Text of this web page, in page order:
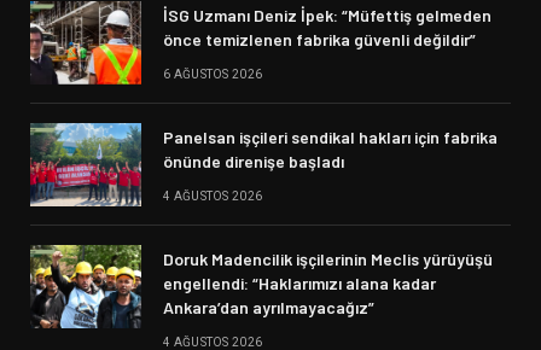
İSG Uzmanı Deniz İpek: “Müfettiş gelmeden
önce temizlenen fabrika güvenli değildir”
6 AĞUSTOS 2026
Panelsan işçileri sendikal hakları için fabrika
önünde direnişe başladı
4 AĞUSTOS 2026
Doruk Madencilik işçilerinin Meclis yürüyüşü
engellendi: “Haklarımızı alana kadar
Ankara’dan ayrılmayacağız”
4 AĞUSTOS 2026